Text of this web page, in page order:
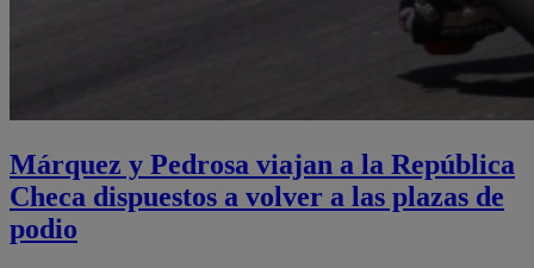
Márquez y Pedrosa viajan a la República
Checa dispuestos a volver a las plazas de
podio